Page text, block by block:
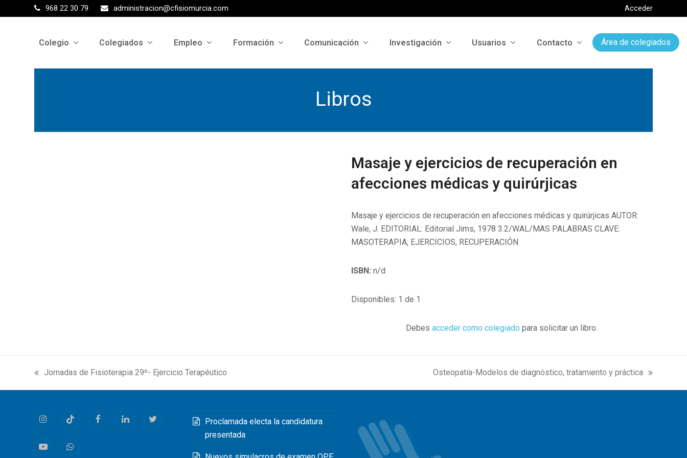
968 22 30 79 administracion@cfisiomurcia.com Acceder
Colegio Colegiados Empleo Formación Comunicación Investigación Usuarios Contacto Área de colegiados
Libros
Masaje y ejercicios de recuperación en
afecciones médicas y quirúrjicas
Masaje y ejercicios de recuperación en afecciones médicas y quirúrjicas AUTOR:
Wale, J. EDITORIAL: Editorial Jims, 1978 3.2/WAL/MAS PALABRAS CLAVE:
MASOTERAPIA, EJERCICIOS, RECUPERACIÓN
ISBN: n/d
Disponibles: 1 de 1
Debesacceder como colegiado para solicitar un libro.
previous
post:
Jornadas de Fisioterapia 29º- Ejercicio Terapéutico
next
post:
Osteopatía-Modelos de diagnóstico, tratamiento y práctica
InstagramTiktok FacebookLinkedInTwitter
YoutubeWhatsapp
Proclamada electa la candidatura
presentada